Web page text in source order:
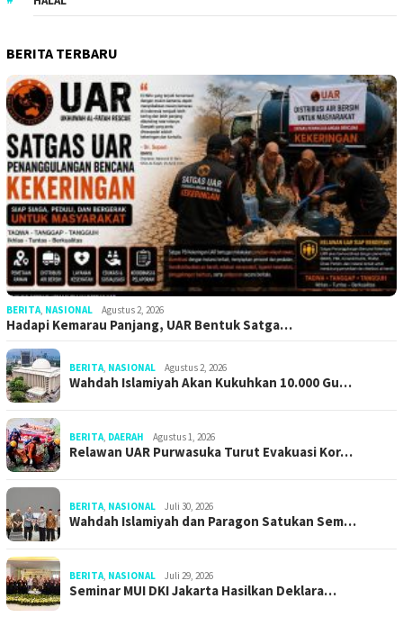
BERITA TERBARU
BERITA NASIONAL Agustus 2, 2026
Hadapi Kemarau Panjang, UAR Bentuk Satga…
BERITA NASIONAL Agustus 2, 2026
Wahdah Islamiyah Akan Kukuhkan 10.000 Gu…
BERITA DAERAH Agustus 1, 2026
Relawan UAR Purwasuka Turut Evakuasi Kor…
BERITA NASIONAL Juli 30, 2026
Wahdah Islamiyah dan Paragon Satukan Sem…
BERITA NASIONAL Juli 29, 2026
Seminar MUI DKI Jakarta Hasilkan Deklara…